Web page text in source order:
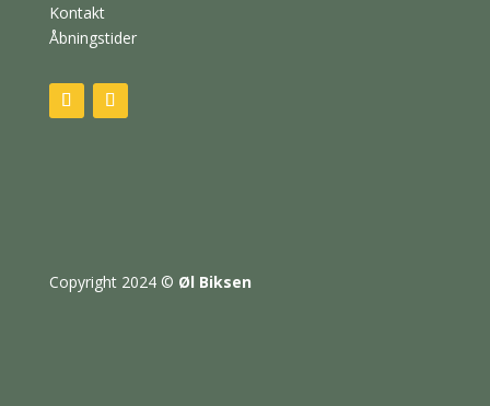
Kontakt
Åbningstider
Copyright 2024 © Øl Biksen